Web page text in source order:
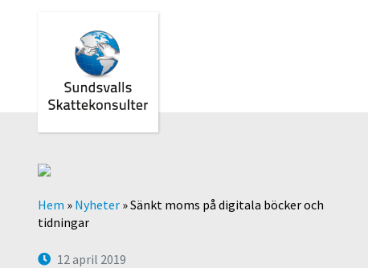
Hem » Nyheter »Sänkt moms på digitala böcker och
tidningar
12 april 2019